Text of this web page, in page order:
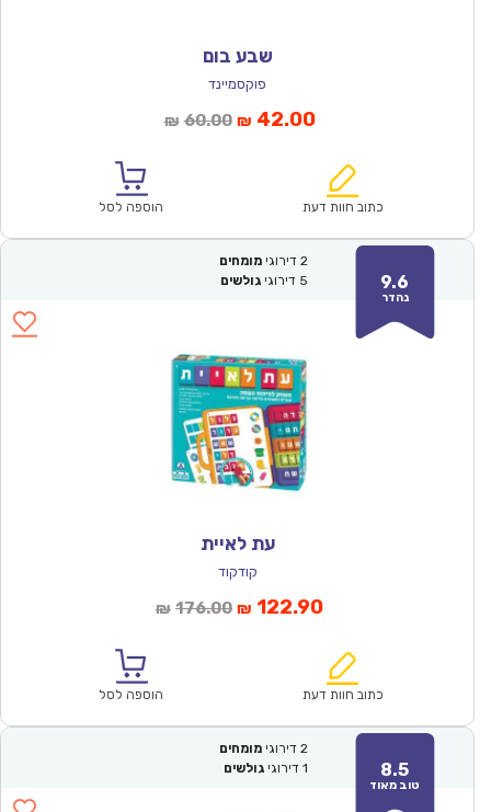
שבע בום
פוקסמיינד
₪ 60.00המחיר
₪60.00.
₪ 42.00המחיר
הוא:
כתוב חוות דעת הוספה לסל
9.6
נהדר
2 דירוגי מומחים
5 דירוגי גולשים
עת לאיית
קודקוד
₪ 176.00המחיר
₪176.00.
₪ 122.90המחיר
הוא:
כתוב חוות דעת הוספה לסל
8.5
טוב מאוד
2 דירוגי מומחים
1 דירוגי גולשים